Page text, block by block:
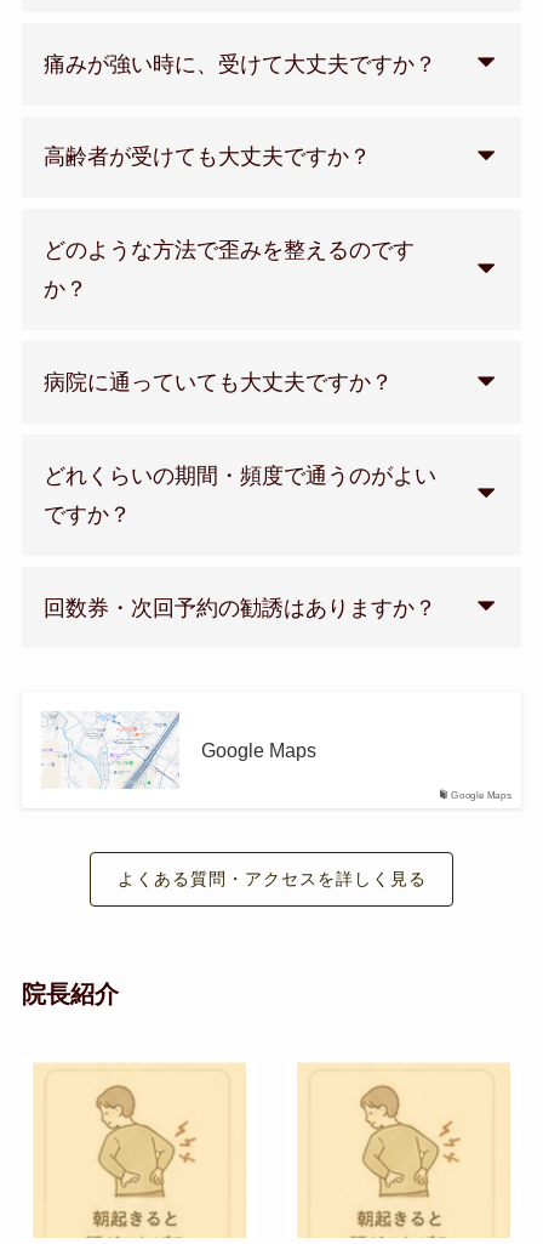
痛みが強い時に、受けて大丈夫ですか？
高齢者が受けても大丈夫ですか？
どのような方法で歪みを整えるのです
か？
病院に通っていても大丈夫ですか？
どれくらいの期間・頻度で通うのがよい
ですか？
回数券・次回予約の勧誘はありますか？
Google Maps
Google Maps
よくある質問・アクセスを詳しく見る
院長紹介